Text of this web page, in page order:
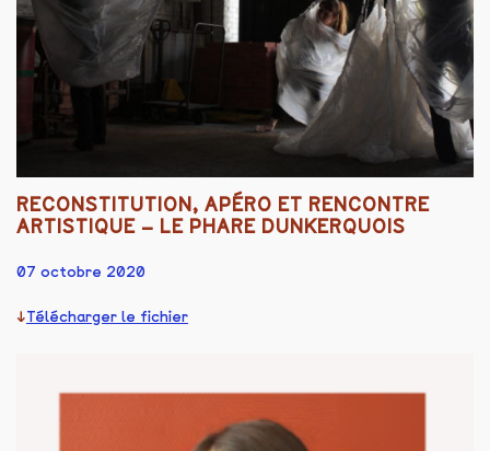
RECONSTITUTION, APÉRO ET RENCONTRE
ARTISTIQUE – LE PHARE DUNKERQUOIS
07 octobre 2020
Télécharger le fichier